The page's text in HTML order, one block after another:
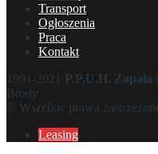
Transport
Ogłoszenia
Praca
Kontakt
1991-2021 P.P.U.H. Zapała
Brody
© Wszelkie prawa
Leasing